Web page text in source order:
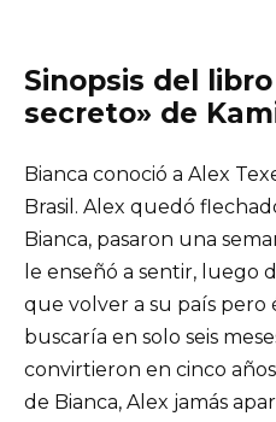
Sinopsis del
secreto» de
Bianca conoció a Alex
Brasil. Alex quedó
Bianca, pasaron una
le enseñó a sentir, luego
que volver a su país
buscaría en solo seis
convirtieron en cinco
de Bianca, Alex jamás